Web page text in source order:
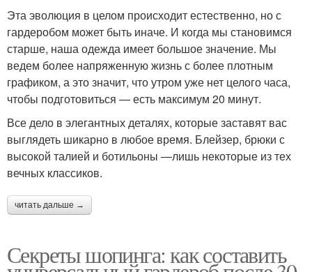
Эта эволюция в целом происходит естественно, но с
гардеробом может быть иначе. И когда мы становимся
старше, наша одежда имеет большое значение. Мы
ведем более напряженную жизнь с более плотным
графиком, а это значит, что утром уже нет целого часа,
чтобы подготовиться — есть максимум 20 минут.
Все дело в элегантных деталях, которые заставят вас
выглядеть шикарно в любое время. Блейзер, брюки с
высокой талией и ботильоны —лишь некоторые из тех
вечных классиков.
читать дальше →
Секреты шопинга: как составить